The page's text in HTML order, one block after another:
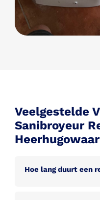
Veelgestelde
Sanibroyeur
Hoe lang duurt een